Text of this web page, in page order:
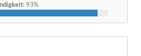
93%